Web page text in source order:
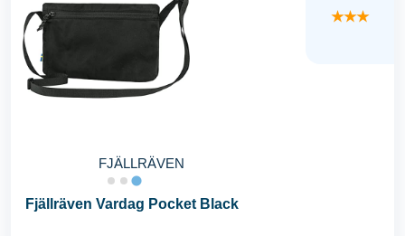
FJÄLLRÄVEN
★★★
Fjällräven Vardag Pocket Black